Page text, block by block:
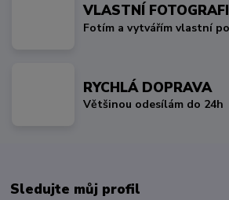
VLASTNÍ
Fotím a vytvářím vlastní
RYCHLÁ DOPRAVA
Většinou odesílám do 24h
Sledujte můj profil